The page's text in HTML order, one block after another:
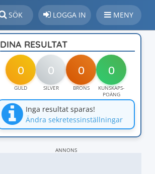
SÖK LOGGA IN MENY
DINA RESULTAT
0 0 0 0
GULD SILVER BRONS
KUNSKAPS-
POÄNG
Inga resultat sparas!
Ändra sekretessinställningar
ANNONS